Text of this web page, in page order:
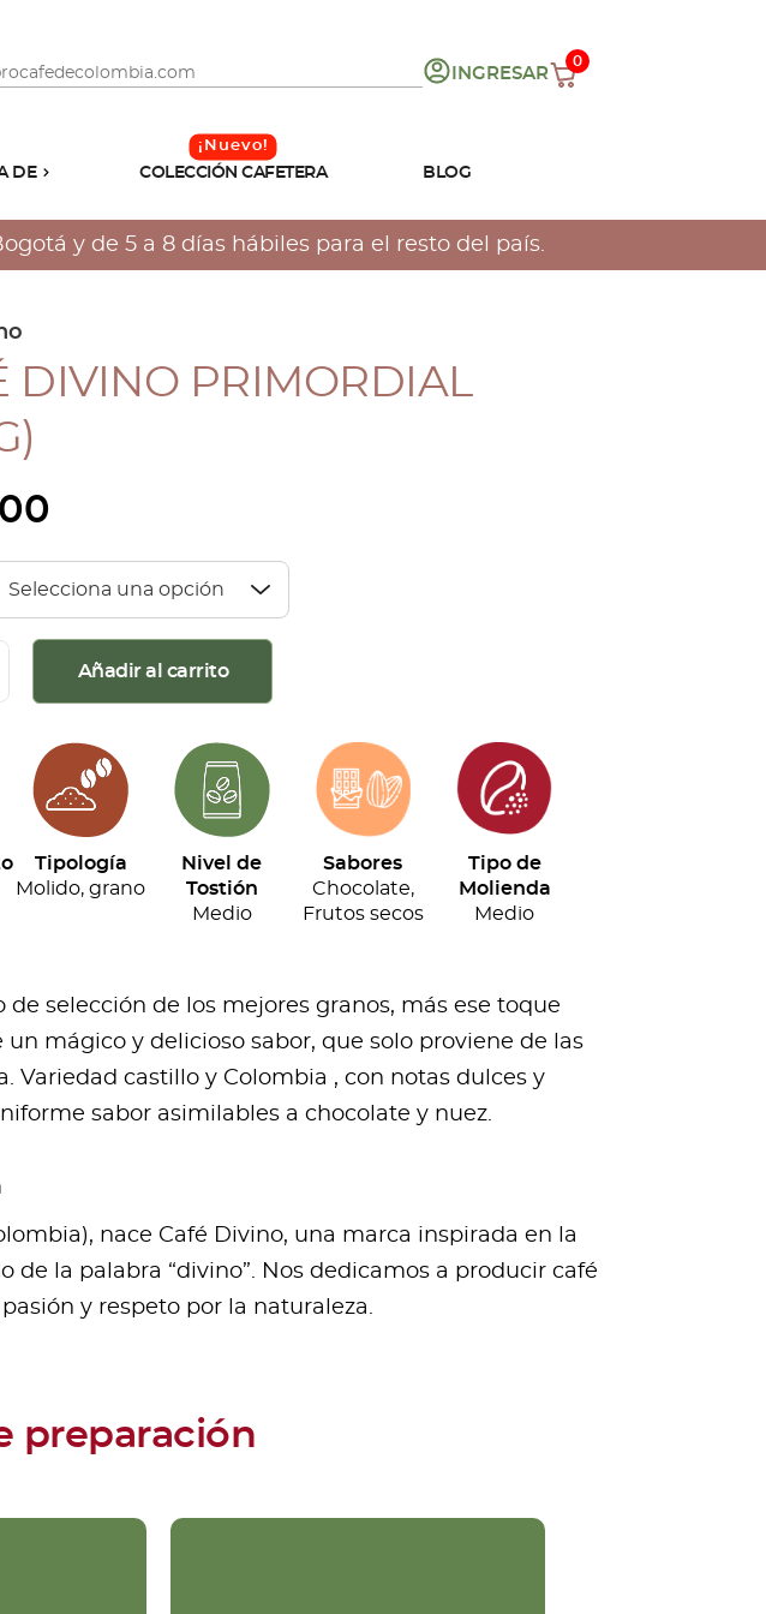
INGRESAR
0
DE COLECCIÓN CAFETERA BLOG
y de 5 a 8 días hábiles para el resto del país.
DIVINO PRIMORDIAL
Añadir al carrito
Tipología
Molido, grano
Nivel de
Tostión
Medio
Sabores
Chocolate,
Frutos secos
Tipo de
Molienda
Medio
selección de los mejores granos, más ese toque
mágico y delicioso sabor, que solo proviene de las
Variedad castillo y Colombia , con notas dulces y
sabor asimilables a chocolate y nuez.
nace Café Divino, una marca inspirada en la
la palabra “divino”. Nos dedicamos a producir café
y respeto por la naturaleza.
preparación